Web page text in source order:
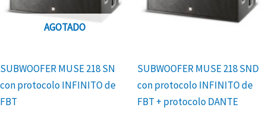
AGOTADO
SUBWOOFER MUSE 218 SN
con protocolo INFINITO de
FBT
SUBWOOFER MUSE 218 SND
con protocolo INFINITO de
FBT + protocolo DANTE